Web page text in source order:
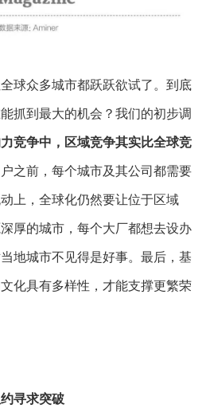
球众多城市都跃跃欲试了。到底
抓到最大的机会？我们的初步调
竞争中，区域竞争其实比全球竞
之前，每个城市及其公司都需要
上，全球化仍然要让位于区域
厚的城市，每个大厂都想去设办
地城市不见得是好事。最后，基
化具有多样性，才能支撑更繁荣
寻求突破